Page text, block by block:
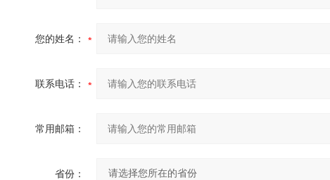
您的姓名：
联系电话：
常用邮箱：
省份：